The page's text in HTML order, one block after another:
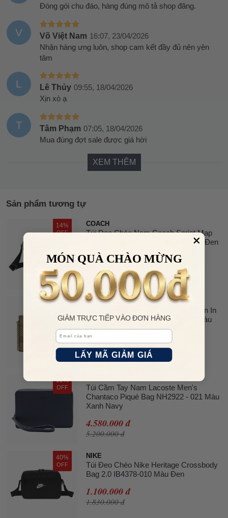
Đóng gói chu đáo, hàng đúng mô tả shop đăng.
V Võ Việt Nam 16:07, 23/04/2026
Nhận hàng ưng luôn, shop cam kết đầy đủ nên yên
tâm
L Lê Thủy 09:55, 18/04/2026
Xịn xò ạ
T Tâm Phạm 07:05, 18/04/2026
Mua đúng đợt sale được giá hời
XEM THÊM
Sản phẩm tương tự
14%
OFF
COACH
Túi Đeo Chéo Nam Coach Sprint Map
Bag Signature Charcoal Black Màu Đen
3.960.000 đ
4.600.000 đ
7% COACH
Ví Nữ Coach Mini Wallet On A Chain In
Signature Canvas With Bee Print Màu
Gold Khaki
2.150.000 đ
2.300.000 đ
12%
OFF
Túi Cầm Tay Nam Lacoste Men's
Chantaco Piqué Bag NH2922 - 021 Màu
Xanh Navy
4.580.000 đ
5.200.000 đ
40%
OFF
NIKE
Túi Đeo Chéo Nike Heritage Crossbody
Bag 2.0 IB4378-010 Màu Đen
1.100.000 đ
1.830.000 đ
MÓN QUÀ CHÀO MỪNG
GIẢM TRỰC TIẾP VÀO ĐƠN HÀNG
Email
LẤY MÃ GIẢM GIÁ